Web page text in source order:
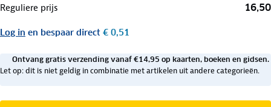
Reguliere prijs 16,50
Log in en bespaar direct € 0,51
Ontvang gratis verzending vanaf €14,95 op kaarten, boeken en gidsen.
Let op: dit is niet geldig in combinatie met artikelen uit andere categorieën.